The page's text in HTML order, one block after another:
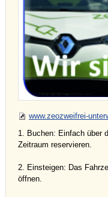
www.zeozweifrei-
1. Buchen: Einfach über
Zeitraum reservieren.
2. Einsteigen: Das
öffnen.